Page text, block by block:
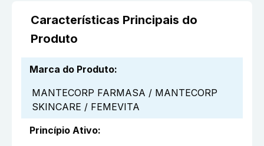
Características Principais do
Produto
Marca do Produto:
MANTECORP FARMASA / MANTECORP
SKINCARE / FEMEVITA
Princípio Ativo: